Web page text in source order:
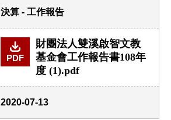
決算 - 工作報告
PDF
財團法人雙溪啟智文教
基金會工作報告書108年
度 (1).pdf
2020-07-13